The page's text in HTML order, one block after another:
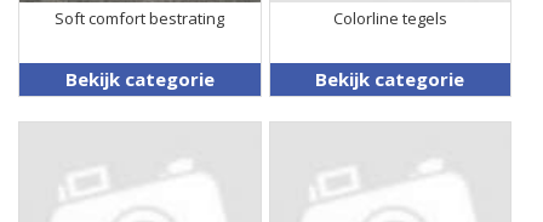
Soft comfort bestrating
Bekijk categorie
Colorline tegels
Bekijk categorie